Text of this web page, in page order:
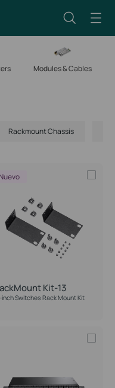
Modules & Cables
Rackmount Chassis
Nuevo
Kit-13
inch Switches Rack Mount Kit